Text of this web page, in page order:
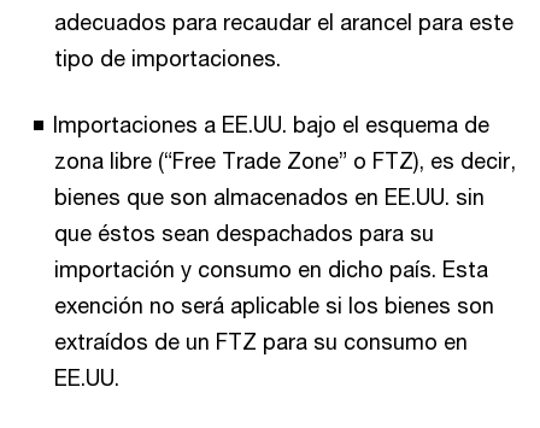
adecuados para recaudar el arancel para este
tipo de importaciones.
Importaciones a EE.UU. bajo el esquema de
zona libre (“Free Trade Zone” o FTZ), es decir,
bienes que son almacenados en EE.UU. sin
que éstos sean despachados para su
importación y consumo en dicho país. Esta
exención no será aplicable si los bienes son
extraídos de un FTZ para su consumo en
EE.UU.